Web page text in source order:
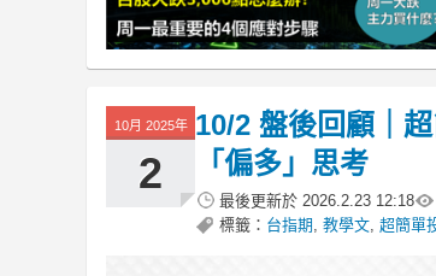
10月 2025年
2
10/2 盤後回顧｜
「偏多」思考
最後更新於 2026.2.23 12:18
標籤： 台指期 教學文 超簡單